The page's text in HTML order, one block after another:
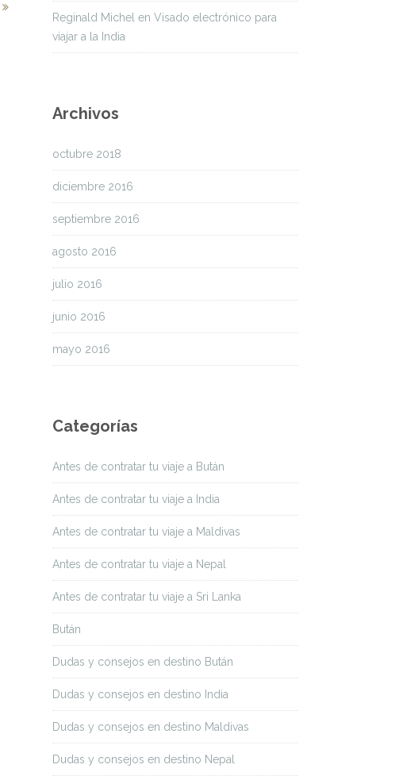
Reginald Michel en Visado electrónico para
viajar a la India
Archivos
octubre 2018
diciembre 2016
septiembre 2016
agosto 2016
julio 2016
junio 2016
mayo 2016
Categorías
Antes de contratar tu viaje a Bután
Antes de contratar tu viaje a India
Antes de contratar tu viaje a Maldivas
Antes de contratar tu viaje a Nepal
Antes de contratar tu viaje a Sri Lanka
Bután
Dudas y consejos en destino Bután
Dudas y consejos en destino India
Dudas y consejos en destino Maldivas
Dudas y consejos en destino Nepal